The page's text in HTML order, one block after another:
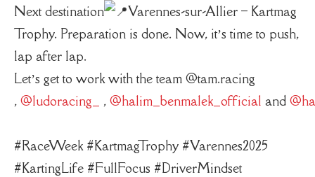
Next destination
Varennes-sur-Allier – Kartmag
Trophy. Preparation is done. Now, it’s time to push,
lap after lap.
Let’s get to work with the team @tam.racing
, @ludoracing_ , @halim_benmalek_official and
#RaceWeek #KartmagTrophy #Varennes2025
#KartingLife #FullFocus #DriverMindset